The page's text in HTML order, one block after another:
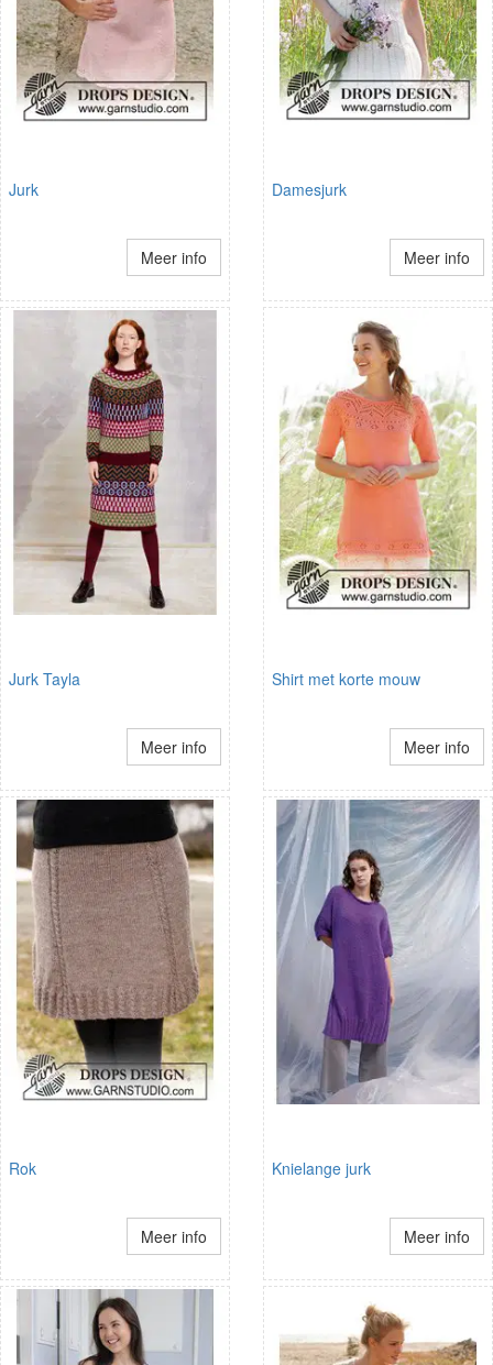
Jurk
Meer info
Damesjurk
Meer info
Jurk Tayla
Meer info
Shirt met korte mouw
Meer info
Rok
Meer info
Knielange jurk
Meer info